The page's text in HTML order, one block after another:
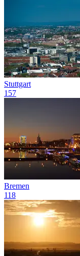
Stuttgart
157
Bremen
118